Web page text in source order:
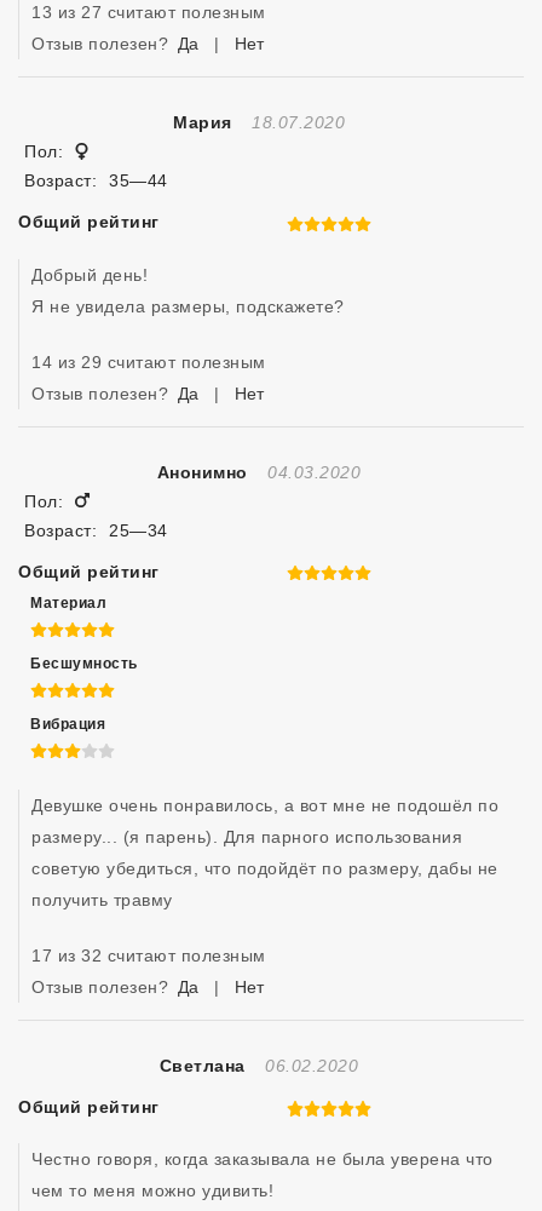
13 из 27 считают полезным
Отзыв полезен? Да | Нет
Мария Отзыв Создан
18.07.2020
Пол:
Возраст:
35—44
Общий рейтинг 5 из 5
Добрый день!
Я не увидела размеры, подскажете?
14 из 29 считают полезным
Отзыв полезен? Да | Нет
Анонимно Отзыв Создан
04.03.2020
Пол:
Возраст:
25—34
Общий рейтинг 5 из 5
Материал
5 из 5
Бесшумность
5 из 5
Вибрация
3 из 5
Девушке очень понравилось, а вот мне не подошёл по
размеру... (я парень). Для парного использования
советую убедиться, что подойдёт по размеру, дабы не
получить травму
17 из 32 считают полезным
Отзыв полезен? Да | Нет
Светлана Отзыв Создан
06.02.2020
Общий рейтинг 5 из 5
Честно говоря, когда заказывала не была уверена что
чем то меня можно удивить!